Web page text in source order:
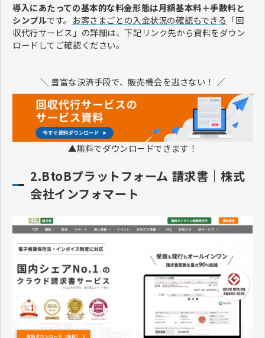
導入にあたっての基本的な料金形態は月額基本料＋手数料と
シンプルです。 お客さまごとの入金状況の確認もできる 「回
収代行サービス」の詳細は、下記リンク先から資料をダウン
ロードしてご確認ください。
＼ 豊富な決済手段で、販売機会を逃さない！ ／
▲無料でダウンロードできます！
2.BtoBプラットフォーム 請求書｜株式
会社インフォマート